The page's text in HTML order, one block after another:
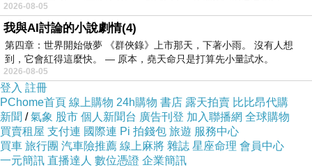
山海景色 , 非常壯觀
2026-08-05
我與AI討論的小說劇情(4)
第四章：世界開始做夢 《群俠錄》上市那天，下著小雨。 沒有人想
到，它會紅得這麼快。 — 原本，堯天命只是打算先小量試水。
2026-08-05
登入 註冊
PChome首頁 線上購物 24h購物 書店 露天拍賣 比比昂代購
新聞 /氣象 股市 個人新聞台 廣告刊登 加入聯播網 全球購物
買賣租屋 支付連 國際連 Pi 拍錢包 旅遊 服務中心
買車 旅行團 汽車險推薦 線上麻將 雜誌 星座命理 會員中心
一元簡訊 直播達人 數位憑證 企業簡訊